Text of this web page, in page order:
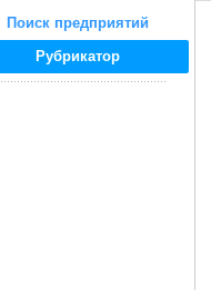
Поиск предприятий
Рубрикатор